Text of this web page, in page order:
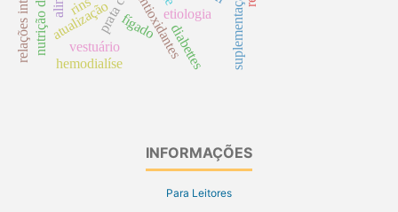
etiologia
atualização antioxidantes
rins
vestuário
fígado diabettes
hemodialíse
INFORMAÇÕES
Para Leitores